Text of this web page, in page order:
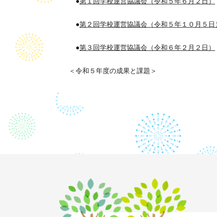
●第２回学校運営協議会（令和５年１０月５日
●第３回学校運営協議会（令和６年２月２日）
＜令和５年度の成果と課題＞